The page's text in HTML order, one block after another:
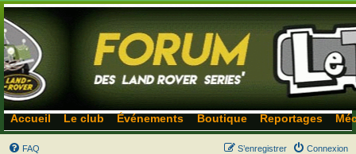
Accueil Le club Événements Boutique Reportages
FAQ Connexion
S’enregistrer